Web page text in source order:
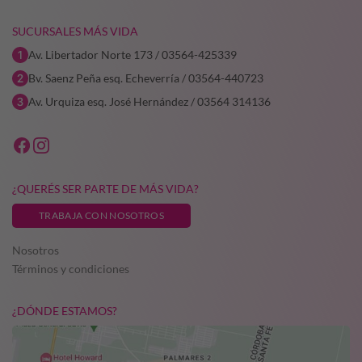
SUCURSALES MÁS VIDA
Av. Libertador Norte 173 / 03564-425339
Bv. Saenz Peña esq. Echeverría / 03564-440723
Av. Urquiza esq. José Hernández / 03564 314136
¿QUERÉS SER PARTE DE MÁS VIDA?
TRABAJA CON NOSOTROS
Nosotros
Términos y condiciones
¿DÓNDE ESTAMOS?